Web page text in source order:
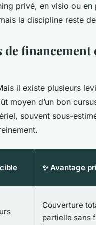
privé, en visio ou
la discipline reste
financement
il existe plusieurs
moyen d’un bon
souvent sous-
✨ Avantage
Couverture
partielle sans